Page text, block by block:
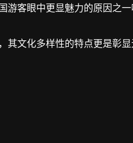
客眼中更显魅力的原因之一
其文化多样性的特点更是彰